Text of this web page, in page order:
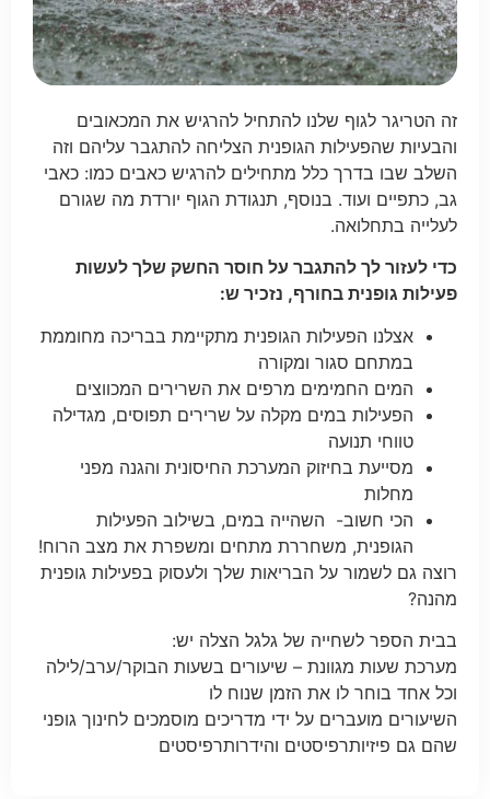
זה הטריגר לגוף שלנו להתחיל להרגיש את המכאובים
והבעיות שהפעילות הגופנית הצליחה להתגבר עליהם וזה
השלב שבו בדרך כלל מתחילים להרגיש כאבים כמו: כאבי
גב, כתפיים ועוד. בנוסף, תנגודת הגוף יורדת מה שגורם
לעלייה בתחלואה.
כדי לעזור לך להתגבר על חוסר החשק שלך לעשות
פעילות גופנית בחורף, נזכיר ש:
אצלנו הפעילות הגופנית מתקיימת בבריכה מחוממת
במתחם סגור ומקורה
המים החמימים מרפים את השרירים המכווצים
הפעילות במים מקלה על שרירים תפוסים, מגדילה
טווחי תנועה
מסייעת בחיזוק המערכת החיסונית והגנה מפני
מחלות
הכי חשוב- השהייה במים, בשילוב הפעילות
הגופנית, משחררת מתחים ומשפרת את מצב הרוח!
רוצה גם לשמור על הבריאות שלך ולעסוק בפעילות גופנית
מהנה?
בבית הספר לשחייה של גלגל הצלה יש:
מערכת שעות מגוונת – שיעורים בשעות הבוקר/ערב/לילה
וכל אחד בוחר לו את הזמן שנוח לו
השיעורים מועברים על ידי מדריכים מוסמכים לחינוך גופני
שהם גם פיזיותרפיסטים והידרותרפיסטים